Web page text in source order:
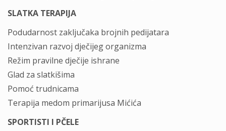
SLATKA TERAPIJA
Podudarnost zaključaka brojnih pedijatara
Intenzivan razvoj dječijeg organizma
Režim pravilne dječije ishrane
Glad za slatkišima
Pomoć trudnicama
Terapija medom primarijusa Mićića
SPORTISTI I PČELE